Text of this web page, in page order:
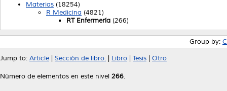
Materias (18254)
R Medicina (4821)
RT Enfermería (266)
Group by:
Jump to: Article Sección de libro. Libro Tesis Otro
Número de elementos en este nivel 266.